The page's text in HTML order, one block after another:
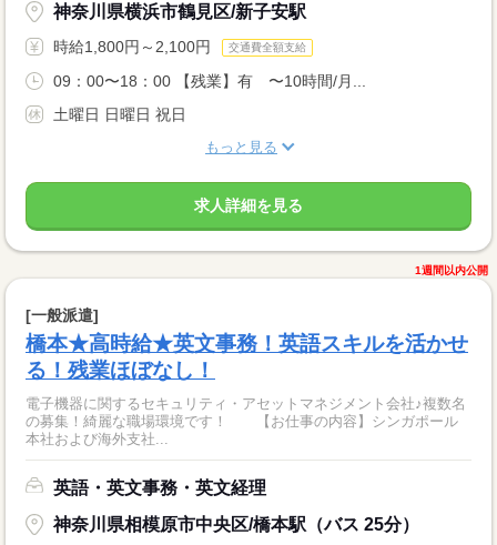
神奈川県横浜市鶴見区/新子安駅
時給1,800円～2,100円 交通費全額支給
09：00〜18：00 【残業】有 〜10時間/月...
土曜日 日曜日 祝日
もっと見る
求人詳細を見る
1週間以内公開
[一般派遣]
橋本★高時給★英文事務！英語スキルを活かせ
る！残業ほぼなし！
電子機器に関するセキュリティ・アセットマネジメント会社♪複数名
の募集！綺麗な職場環境です！ 【お仕事の内容】シンガポール
本社および海外支社...
英語・英文事務・英文経理
神奈川県相模原市中央区/橋本駅（バス 25分）